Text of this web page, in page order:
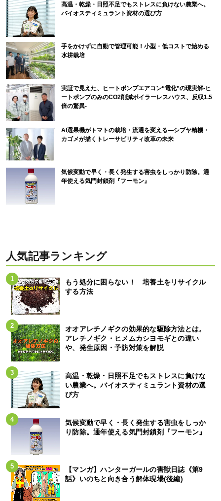
高温・乾燥・日照不足でもストレスに負けない農業へ。
バイオスティミュラント資材の選び方
手をかけずに自動で管理可能！小型・低コストで始める
水耕栽培
実証で見えた、ヒートポンプエアコン“電化”の現実解-ヒ
ートポンプのみのCO2削減ボイラーレスハウス、反収1.5
倍の驚異-
AI選果機がトマトの栽培・流通を変える―シブヤ精機・
カゴメが描くトレーサビリティ改革の未来
気候変動で早く・長く発生する害虫をしっかり防除。通
年使える気門封鎖剤『フーモン』
人気記事ランキング
もう処分に困らない！ 培養土をリサイクル
する方法
オオアレチノギクの効果的な駆除方法とは。
アレチノギク・ヒメムカシヨモギとの違い
や、発生原因・予防対策を解説
高温・乾燥・日照不足でもストレスに負けな
い農業へ。バイオスティミュラント資材の選
び方
気候変動で早く・長く発生する害虫をしっか
り防除。通年使える気門封鎖剤『フーモン』
【マンガ】ハンターガールの害獣日誌《第9
話》いのちと向き合う解体現場(後編)